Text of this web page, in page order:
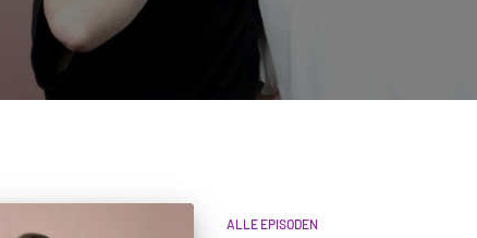
ALLE EPISODEN